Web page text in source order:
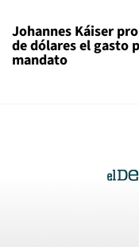
Johannes Káiser
de dólares el gasto
mandato